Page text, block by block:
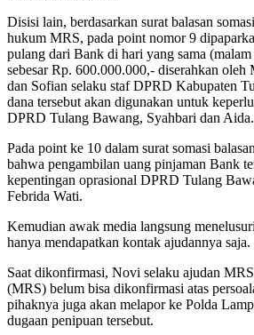
Disisi lain, berdasarkan surat balasan
hukum MRS, pada point nomor 9
pulang dari Bank di hari yang sama
sebesar Rp. 600.000.000,- diserahkan oleh
dan Sofian selaku staf DPRD Kabupaten
dana tersebut akan digunakan untuk
DPRD Tulang Bawang, Syahbari dan Aida.
Pada point ke 10 dalam surat somasi
bahwa pengambilan uang pinjaman Bank
kepentingan oprasional DPRD Tulang
Febrida Wati.
Kemudian awak media langsung
hanya mendapatkan kontak ajudannya saja.
Saat dikonfirmasi, Novi selaku ajudan
(MRS) belum bisa dikonfirmasi atas
pihaknya juga akan melapor ke Polda
dugaan penipuan tersebut.